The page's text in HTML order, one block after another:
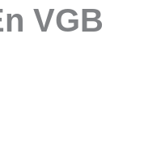
VGB